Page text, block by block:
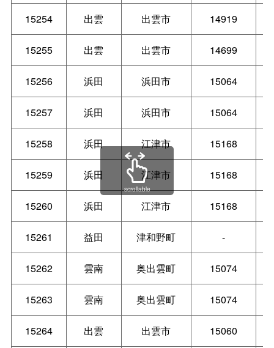
15254 出雲 出雲市 14919
15255 出雲 出雲市 14699
15256 浜田 浜田市 15064
15257 浜田 浜田市 15064
15258 浜田 江津市 15168
15259 浜田 江津市 15168
15260 浜田 江津市 15168
15261 益田 津和野町 -
15262 雲南 奥出雲町 15074
15263 雲南 奥出雲町 15074
15264 出雲 出雲市 15060
scrollable